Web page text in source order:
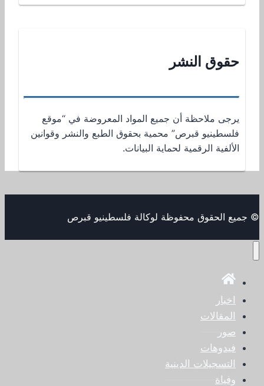
حقوق النشر
يرجى ملاحظة أن جميع المواد المعروضة في “موقع
فلسطينيو قبرص” محمية بحقوق الطبع والنشر وقوانين
الألفية الرقمية لحماية البيانات.
© جميع الحقوق محفوظة لوكالة فلسطينيو قبرص
اخبار
المقالات
صور
فيدوهات
التسجيلات الدينية
وفياة